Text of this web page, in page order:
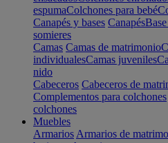
espumaColchones para bebé
Canapés y bases Canapés
somieres
Camas Camas de matrimonio
individualesCamas juveniles
nido
Cabeceros Cabeceros de
Complementos para colchones
colchones
Muebles
Armarios Armarios de